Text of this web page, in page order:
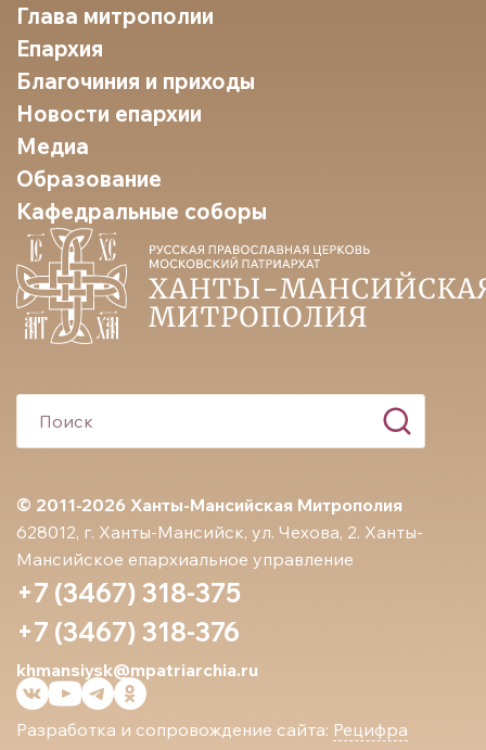
© 2011-2026 Ханты-Мансийская Митрополия
628012, г. Ханты-Мансийск, ул. Чехова, 2. Ханты-
Мансийское епархиальное управление
+7 (3467) 318-375
+7 (3467) 318-376
khmansiysk@mpatriarchia.ru
Разработка и сопровождение сайта: Рецифра
Глава митрополии
Епархия
Благочиния и приходы
Новости епархии
Медиа
Образование
Кафедральные соборы